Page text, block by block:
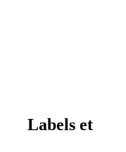
Labels et